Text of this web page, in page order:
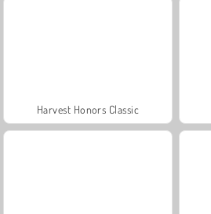
Harvest Honors Classic